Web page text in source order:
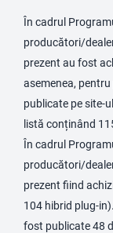
În cadrul
producători/
prezent au fost
asemenea,
publicate pe site-
listă conținând
În cadrul
producători/
prezent fiind
104 hibrid plug-
fost publicate 48